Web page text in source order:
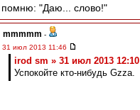
помню: "Даю... слово!"
mmmmm -
31 июл 2013 11:46
irod sm » 31 июл 2013 12:10
Успокойте кто-нибудь Gzza.